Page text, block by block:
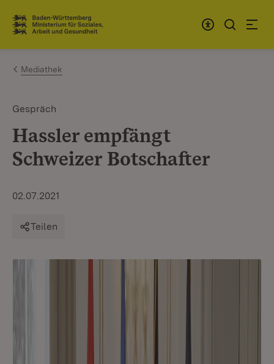
Zum Inhalt springen
Link zur Startseite
Mediathek
Gespräch
Hassler empfängt
Schweizer Botschafter
02.07.2021
Teilen